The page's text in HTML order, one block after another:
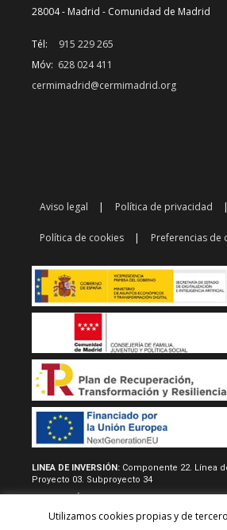
Utilizamos cookies propias y de
28004 - Madrid - Comunidad de Madrid
Tél:
915 229 265
Móv: 628 024 411
cermimadrid@cermimadrid.org
Aviso legal Política de privacidad
Política de cookies Preferencias de
LINEA DE INVERSIÓN: Componente 22. Línea
Proyecto 03. Subproyecto 34
consejo de gobierno, por la que se aprueban
reguladoras y la convocatoria del